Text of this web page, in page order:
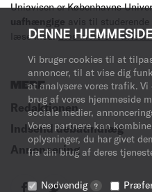
DENNE
Vi bruger cookies til at
annoncer, til at vise dig
at analysere vores trafik. Vi
brug af vores hjemmeside
sociale medier,
Vores partnere kan
oplysninger, du har givet
fra din brug af deres
Nødvendig ?
Uniavisen er Københavns
uafhængige avis til studerende
læse med.Læs mere om avisen
MERE
Redaktionen
Indsend debatindlæg
Annoncering